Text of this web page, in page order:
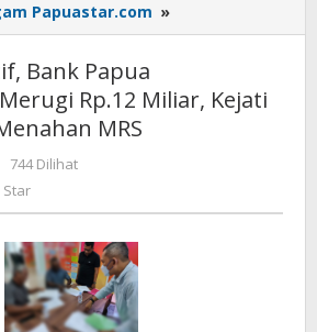
Papuastar.com »
KPR
Papua
Kejati
Bank Papua
Rp.12 Miliar, Kejati
MRS
Redaksi
Star
744 Dilihat
Star